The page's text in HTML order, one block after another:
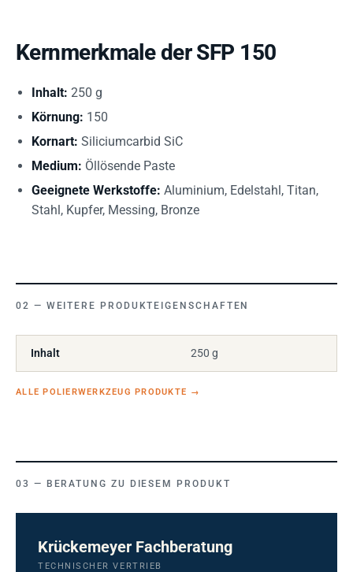
Kernmerkmale der SFP 150
Inhalt: 250 g
Körnung: 150
Kornart: Siliciumcarbid SiC
Medium: Öllösende Paste
Geeignete Werkstoffe: Aluminium, Edelstahl, Titan,
Stahl, Kupfer, Messing, Bronze
WEITERE PRODUKTEIGENSCHAFTEN
Inhalt 250 g
ALLE POLIERWERKZEUG PRODUKTE →
BERATUNG ZU DIESEM PRODUKT
Krückemeyer Fachberatung
TECHNISCHER VERTRIEB